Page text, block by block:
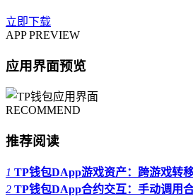
立即下载
APP PREVIEW
应用界面预览
RECOMMEND
推荐阅读
1 TP钱包DApp游戏资产：跨游戏转
2 TP钱包DApp合约交互：手动调用